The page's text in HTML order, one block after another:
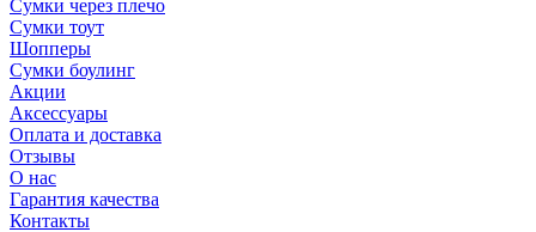
Сумки через плечо
Сумки тоут
Шопперы
Сумки боулинг
Акции
Аксессуары
Оплата и доставка
Отзывы
О нас
Гарантия качества
Контакты